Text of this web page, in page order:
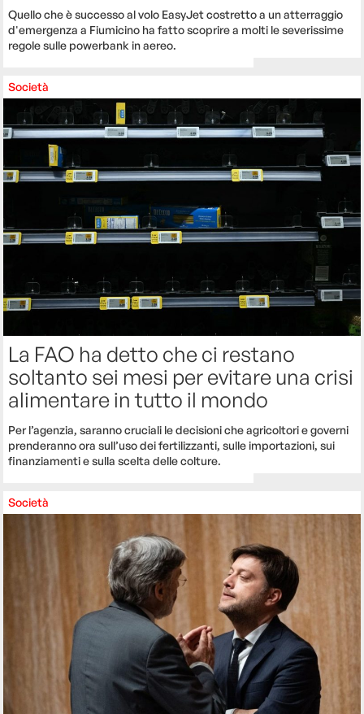
Quello che è successo al volo EasyJet costretto a un atterraggio
d'emergenza a Fiumicino ha fatto scoprire a molti le severissime
regole sulle powerbank in aereo.
Società
La FAO ha detto che ci restano
soltanto sei mesi per evitare una crisi
alimentare in tutto il mondo
Per l’agenzia, saranno cruciali le decisioni che agricoltori e governi
prenderanno ora sull’uso dei fertilizzanti, sulle importazioni, sui
finanziamenti e sulla scelta delle colture.
Società